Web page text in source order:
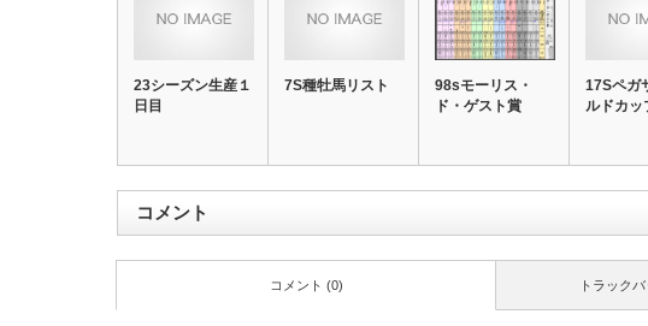
23シーズン生産１
日目
7S種牡馬リスト
98sモーリス・
ド・ゲスト賞
17Sペガ
ルドカッ
コメント
トラック
コメント (0)